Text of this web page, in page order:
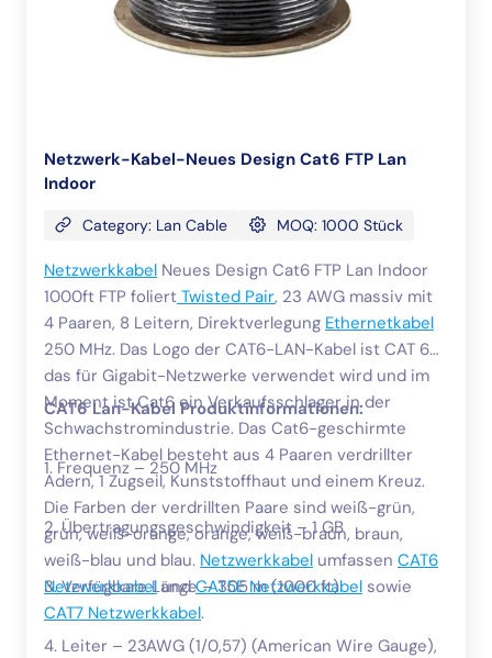
Netzwerk-Kabel-Neues Design Cat6 FTP Lan
Indoor
Category: Lan Cable MOQ: 1000 Stück
Netzwerkkabel Neues Design Cat6 FTP Lan Indoor
1000ft FTP foliert Twisted Pair, 23 AWG massiv mit
4 Paaren, 8 Leitern, Direktverlegung Ethernetkabel
250 MHz. Das Logo der CAT6-LAN-Kabel ist CAT 6,
das für Gigabit-Netzwerke verwendet wird und im
Moment ist Cat6 ein Verkaufsschlager in der
Schwachstromindustrie. Das Cat6-geschirmte
Ethernet-Kabel besteht aus 4 Paaren verdrillter
Adern, 1 Zugseil, Kunststoffhaut und einem Kreuz.
Die Farben der verdrillten Paare sind weiß-grün,
grün, weiß-orange, orange, weiß-braun, braun,
weiß-blau und blau. Netzwerkkabel umfassen CAT6
NetzwerkkabelundCAT5E Netzwerkkabel sowie
CAT7 Netzwerkkabel.
CAT6 Lan-Kabel Produktinformationen:
1. Frequenz – 250 MHz
2. Übertragungsgeschwindigkeit – 1 GB
3. Verfügbare Länge – 305 m (1000 ft)
4. Leiter – 23AWG (1/0,57) (American Wire Gauge),